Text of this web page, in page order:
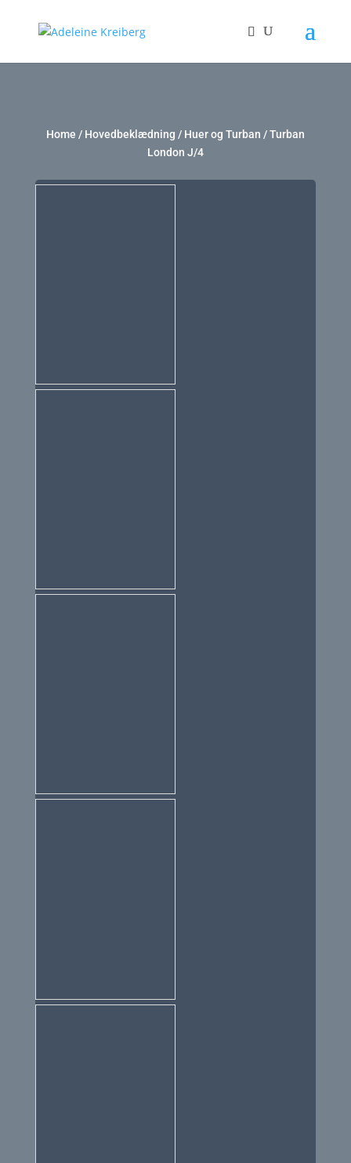
Home / Hovedbeklædning / Huer og Turban / Turban
London J/4